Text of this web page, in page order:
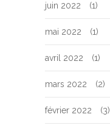
juin 2022 (1)
mai 2022 (1)
avril 2022 (1)
mars 2022 (2)
février 2022 (3)